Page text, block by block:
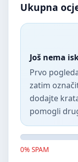
Ukupna
Još nema
Prvo
zatim
dodajte
pomogli
0% SPAM